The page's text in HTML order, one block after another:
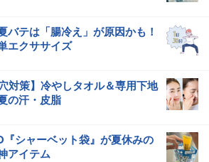
バテは「腸冷え」が原因かも！
エクササイズ
対策】冷やしタオル＆専用下地
の汗・皮脂
シャーベット袋』が夏休みの
アイテム